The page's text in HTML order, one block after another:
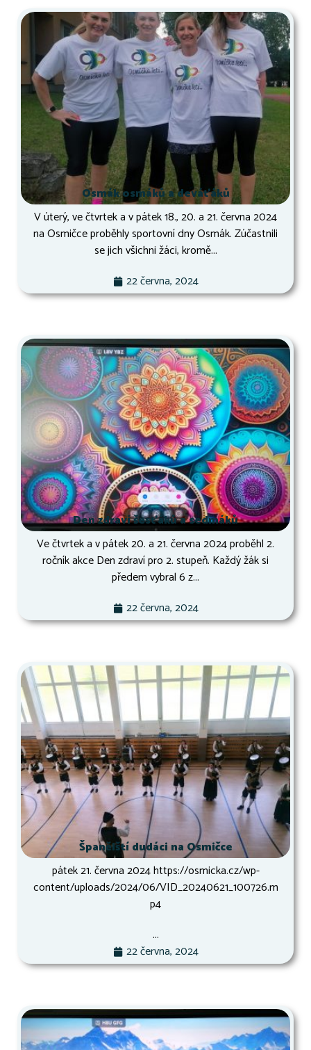
Osmák osmáků a deváťáků
V úterý, ve čtvrtek a v pátek 18., 20. a 21. června 2024
na Osmičce proběhly sportovní dny Osmák. Zúčastnili
se jich všichni žáci, kromě...
22 června, 2024
Den zdraví šesťáků a sedmáků
Ve čtvrtek a v pátek 20. a 21. června 2024 proběhl 2.
ročník akce Den zdraví pro 2. stupeň. Každý žák si
předem vybral 6 z...
22 června, 2024
Španělští dudáci na Osmičce
pátek 21. června 2024 https://osmicka.cz/wp-
content/uploads/2024/06/VID_20240621_100726.m
p4
...
22 června, 2024